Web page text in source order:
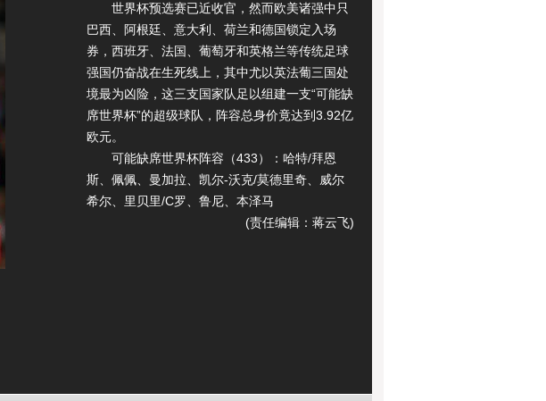
世界杯预选赛已近收官，然而欧美诸强中只
巴西
阿根廷 、意大利、荷兰和德国锁定入场
券，西班牙、法国、葡萄牙和英格兰等传统足球
强国仍奋战在生死线上，其中尤以英法葡三国处
境最为凶险，这三支国家队足以组建一支“可能缺
席世界杯”的超级球队，阵容总身价竟达到3.92亿
欧元。
可能缺席世界杯阵容（433）：哈特/拜恩
斯、佩佩、曼加拉、凯尔-沃克/莫德里奇、威尔
希尔、里贝里/C罗、鲁尼、本泽马
(责任编辑：蒋云飞)